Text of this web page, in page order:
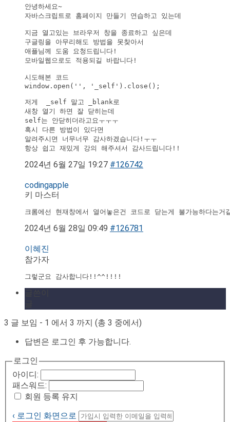
안녕하세요~
자바스크립트로 홈페이지 만들기 연습하고 있는데
지금 열고있는 브라우저 창을 종료하고 싶은데
구글링을 아무리해도 방법을 못찾아서
애플님께 도움 요청드립니다!
모바일웹으로도 적용되길 바랍니다!
시도해본 코드
window.open('', '_self').close();
저게  _self 말고 _blank로
새창 열기 하면 잘 닫히는데
self는 안닫히더라고요ㅜㅜㅜ
혹시 다른 방법이 있다면
알려주시면 너무너무 감사하겠습니다!ㅜㅜ
2024년 6월 27일 19:27 #126742
codingapple
키 마스터
2024년 6월 28일 09:49 #126781
이혜진
참가자
그렇군요 감사합니다!!^^!!!!
3 글 보임 - 1 에서 3 까지 (총 3 중에서)
답변은 로그인 후 가능합니다.
로그인
아이디:
패스워드:
회원 등록 유지
‹ 로그인 화면으로